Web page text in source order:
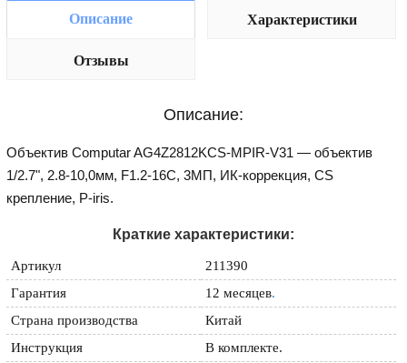
Описание Характеристики
Отзывы
Описание:
Объектив Computar AG4Z2812KCS-MPIR-V31 — объектив
1/2.7", 2.8-10,0мм, F1.2-16C, 3МП, ИК-коррекция, CS
крепление, P-iris.
Краткие характеристики:
Артикул
211390
Гарантия
12 месяцев.
Страна производства
Китай
Инструкция
В комплекте.